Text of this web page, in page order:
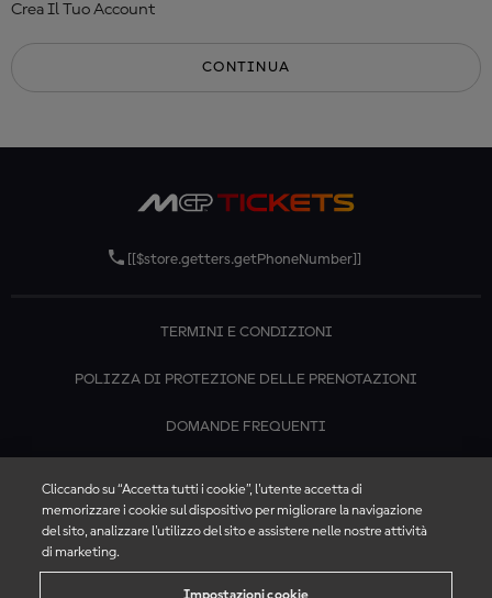
Crea Il Tuo Account
CONTINUA
[[$store.getters.getPhoneNumber]]
TERMINI E CONDIZIONI
POLIZZA DI PROTEZIONE DELLE PRENOTAZIONI
DOMANDE FREQUENTI
Cliccando su “Accetta tutti i cookie”, l'utente accetta di
memorizzare i cookie sul dispositivo per migliorare la navigazione
del sito, analizzare l'utilizzo del sito e assistere nelle nostre attività
di marketing.